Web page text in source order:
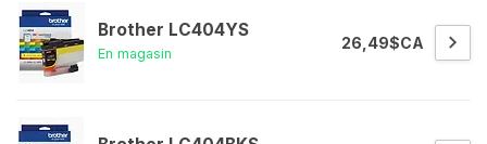
Brother LC404YS
En magasin
26,49$CA